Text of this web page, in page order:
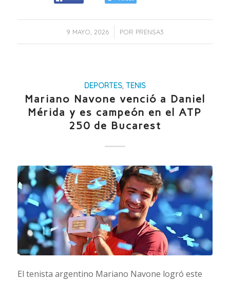
9 MAYO, 2026
/ POR PRENSA3
DEPORTES, TENIS
Mariano Navone venció a Daniel
Mérida y es campeón en el ATP
250 de Bucarest
El tenista argentino Mariano Navone logró este